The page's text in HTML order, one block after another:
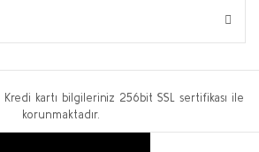
Kredi kartı bilgileriniz 256bit SSL sertifikası ile
korunmaktadır.